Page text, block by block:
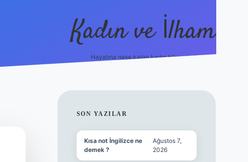
Kadın ve İlham
Hayatına neşe katan kadın hikayeleri!
SIDEBAR
SON YAZILAR
Kısa not İngilizce ne
demek ?
Ağustos 7,
2026
ilbet https://